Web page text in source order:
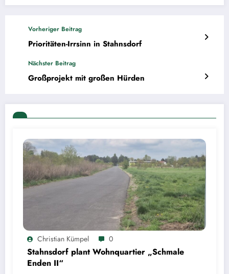
Vorheriger Beitrag
Prioritäten-Irrsinn in Stahnsdorf
Nächster Beitrag
Großprojekt mit großen Hürden
Christian Kümpel 0
Stahnsdorf plant Wohnquartier „Schmale
Enden II“